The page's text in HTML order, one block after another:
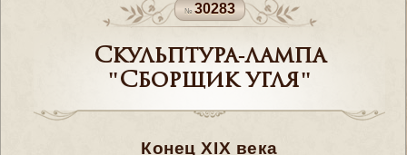
30283
Скульптура-лампа
"Сборщик угля"
Конец XIX века